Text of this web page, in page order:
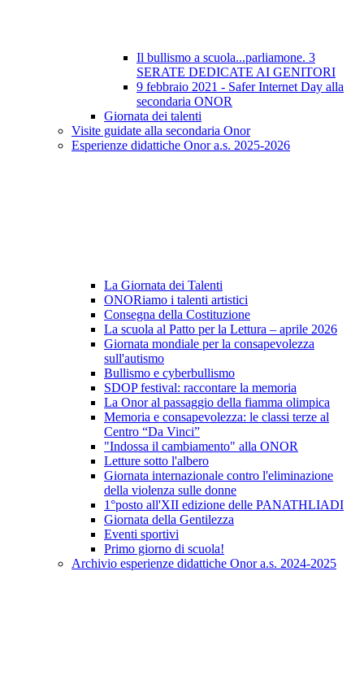
Il bullismo a scuola...parliamone. 3
SERATE DEDICATE AI GENITORI
9 febbraio 2021 - Safer Internet Day alla
secondaria ONOR
Giornata dei talenti
Visite guidate alla secondaria Onor
Esperienze didattiche Onor a.s. 2025-2026
La Giornata dei Talenti
ONORiamo i talenti artistici
Consegna della Costituzione
La scuola al Patto per la Lettura – aprile 2026
Giornata mondiale per la consapevolezza
sull'autismo
Bullismo e cyberbullismo
SDOP festival: raccontare la memoria
La Onor al passaggio della fiamma olimpica
Memoria e consapevolezza: le classi terze al
Centro “Da Vinci”
"Indossa il cambiamento" alla ONOR
Letture sotto l'albero
Giornata internazionale contro l'eliminazione
della violenza sulle donne
1°posto all'XII edizione delle PANATHLIADI
Giornata della Gentilezza
Eventi sportivi
Primo giorno di scuola!
Archivio esperienze didattiche Onor a.s. 2024-2025